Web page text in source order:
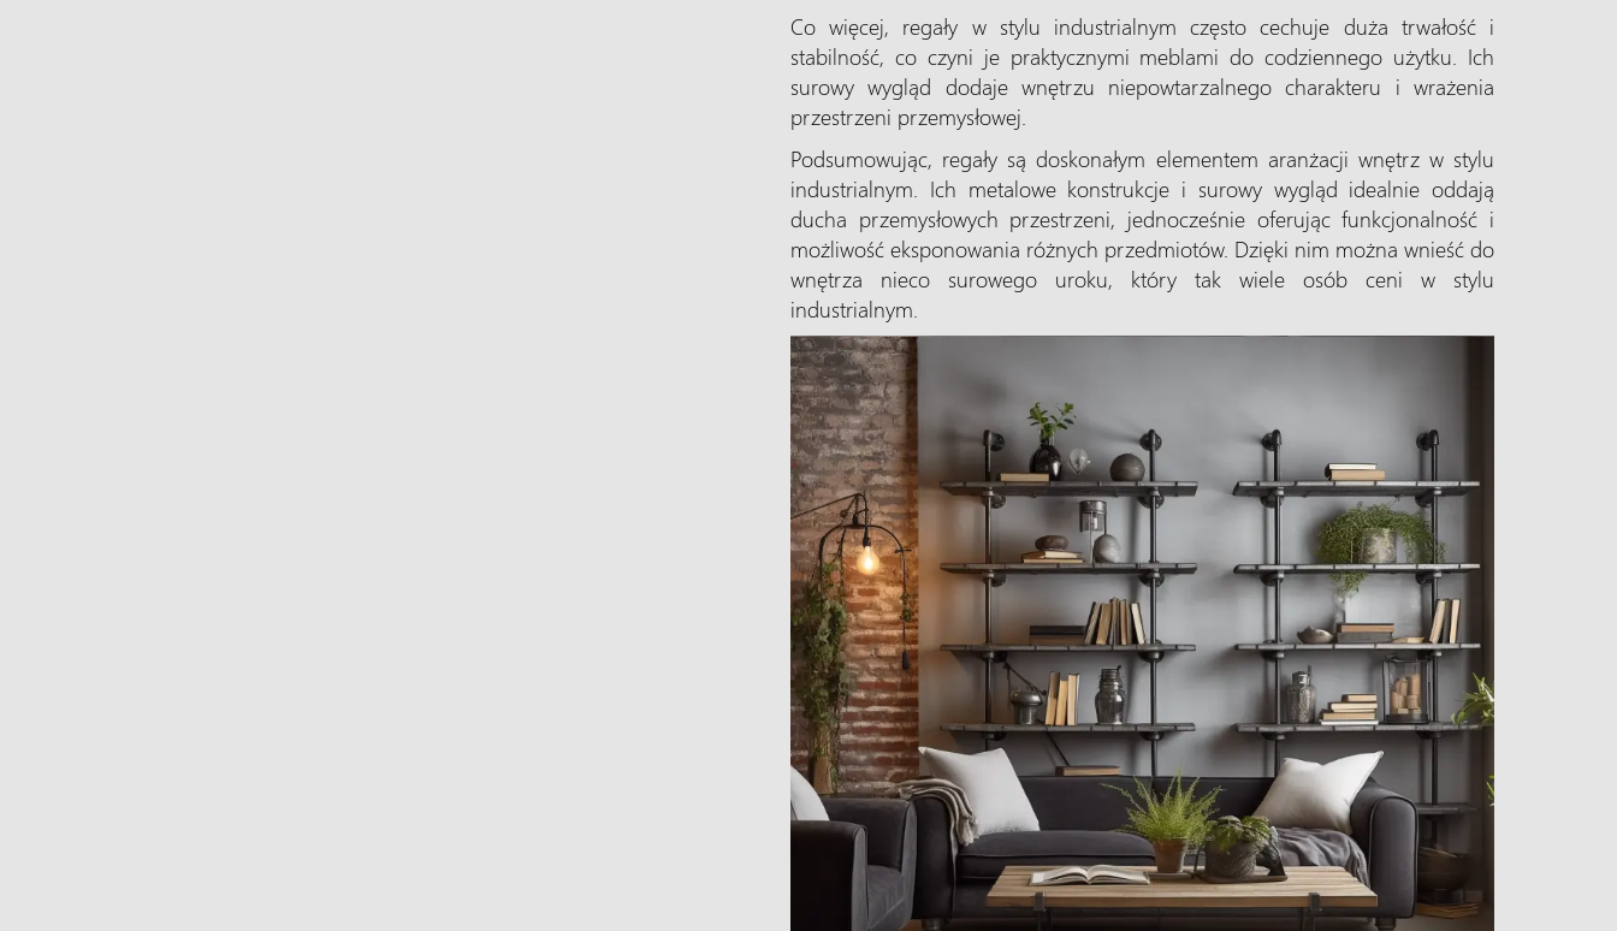
Co więcej, regały w stylu industrialnym często cechuje duża trwałość i
stabilność, co czyni je praktycznymi meblami do codziennego użytku. Ich
surowy wygląd dodaje wnętrzu niepowtarzalnego charakteru i wrażenia
przestrzeni przemysłowej.
Podsumowując, regały są doskonałym elementem aranżacji wnętrz w stylu
industrialnym. Ich metalowe konstrukcje i surowy wygląd idealnie oddają
ducha przemysłowych przestrzeni, jednocześnie oferując funkcjonalność i
możliwość eksponowania różnych przedmiotów. Dzięki nim można wnieść do
wnętrza nieco surowego uroku, który tak wiele osób ceni w stylu
industrialnym.